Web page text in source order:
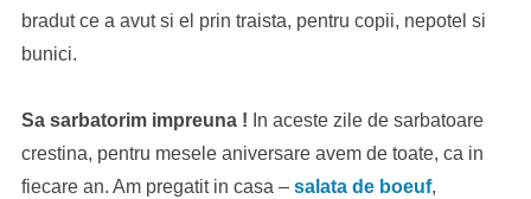
bradut ce a avut si el prin traista, pentru copii, nepotel si
bunici.
Sa sarbatorim impreuna ! In aceste zile de sarbatoare
crestina, pentru mesele aniversare avem de toate, ca in
fiecare an. Am pregatit in casa – salata de boeuf,